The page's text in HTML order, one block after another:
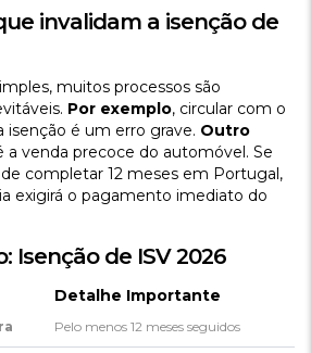
invalidam a isenção de
muitos processos são
Por exemplo, circular com o
isenção é um erro grave. Outro
a venda precoce do automóvel. Se
completar 12 meses em Portugal,
exigirá o pagamento imediato do
Isenção de ISV 2026
Detalhe Importante
Pelo menos 12 meses seguidos